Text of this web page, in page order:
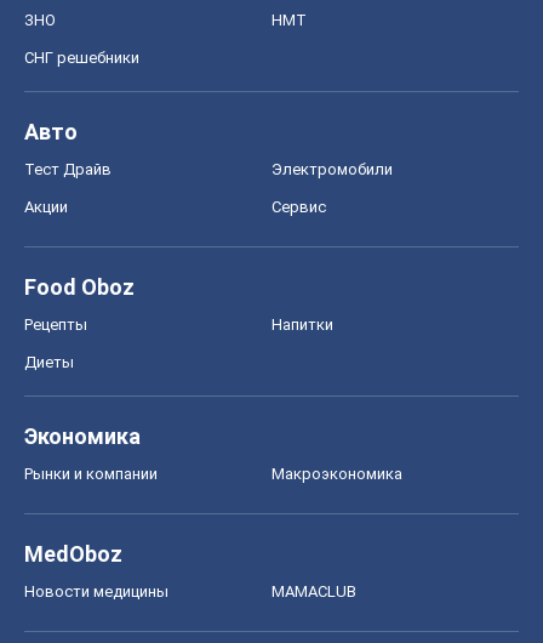
ЗНО НМТ
СНГ решебники
Авто
Тест Драйв Электромобили
Акции Сервис
Food Oboz
Рецепты Напитки
Диеты
Экономика
Рынки и компании Mакроэкономика
MedOboz
Новости медицины MAMACLUB